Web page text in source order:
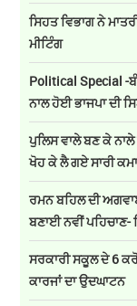
ਸਿਹਤ ਵਿਭਾਗ ਨੇ
ਮੀਟਿੰਗ
Political Special -
ਨਾਲ ਹੋਈ ਭਾਜਪਾ ਦੀ
ਪੁਲਿਸ ਵਾਲੇ ਬਣ ਕੇ
ਖੋਹ ਕੇ ਲੈ ਗਏ ਸਾਰੀ
ਰਮਨ ਬਹਿਲ ਦੀ
ਬਣਾਈ ਨਵੀਂ ਪਹਿਚਾਣ-
ਸਰਕਾਰੀ ਸਕੂਲ ਦੇ 6
ਕਾਰਜਾਂ ਦਾ ਉਦਘਾਟਨ